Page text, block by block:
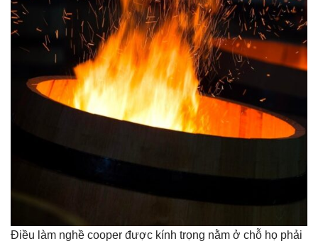
Điều làm nghề cooper được kính trọng nằm ở chỗ họ phải